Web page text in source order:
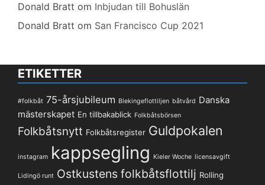
Donald Bratt om Inbjudan till Bohuslän
Donald Bratt om San Francisco Cup 2021
ETIKETTER
#folkbåt 75-årsjubileum Blekingeflottiljen båtvård Danska
mästerskapet En tillbakablick Folkbåtsbörsen
Folkbåtsnytt Folkbåtsregister Guldpokalen
instagram kappsegling Kieler Woche licensavgift
Lidingö runt Ostkustens folkbåtsflottilj Rolling